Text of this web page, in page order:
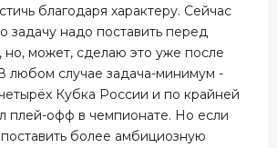
благодаря характеру. Сейчас
задачу надо поставить перед
но, может, сделаю это уже после
любом случае задача-минимум -
Кубка России и по крайней
плей-офф в чемпионате. Но если
более амбициозную